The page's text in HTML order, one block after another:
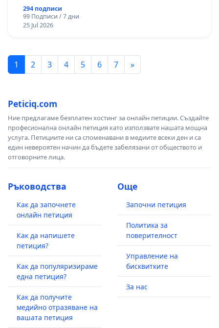
294 подписи
99 Подписи / 7 дни
25 Jul 2026
1 2 3 4 5 6 7 »
Peticiq.com
Ние предлагаме безплатен хостинг за онлайн петиции. Създайте
професионална онлайн петиция като използвате нашата мощна
услуга. Петициите ни са споменавани в медиите всеки ден и са
един невероятен начин да бъдете забелязани от обществото и
отговорните лица.
Ръководства
Как да започнете
онлайн петиция
Как да напишете
петиция?
Как да популяризираме
една петиция?
Как да получите
медийно отразяване на
вашата петиция
Още
Започни петиция
Политика за
поверителност
Управление на
бисквитките
За нас